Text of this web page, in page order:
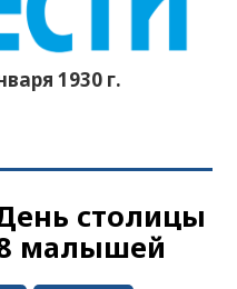
1930 г.
столицы
малышей